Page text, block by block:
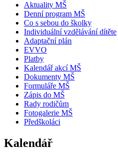
Aktuality MŠ
Denní program MŠ
Co s sebou do školky
Individuální vzdělávání dítěte
Adaptační plán
EVVO
Platby
Kalendář akcí MŠ
Dokumenty MŠ
Formuláře MŠ
Zápis do MŠ
Rady rodičům
Fotogalerie MŠ
Předškoláci
Kalendář